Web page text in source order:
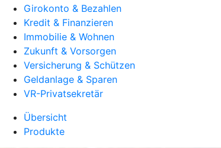
Girokonto & Bezahlen
Kredit & Finanzieren
Immobilie & Wohnen
Zukunft & Vorsorgen
Versicherung & Schützen
Geldanlage & Sparen
VR-Privatsekretär
Übersicht
Produkte